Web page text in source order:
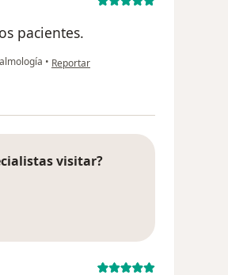
pacientes.
• en opinión del usuario LFS
Reportar
visitar?